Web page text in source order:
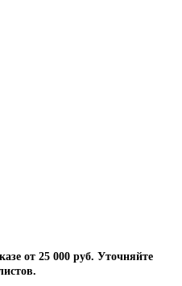
от 25 000 руб. Уточняйте